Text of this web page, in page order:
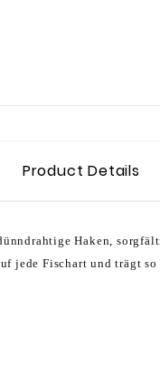
Product Details
Haken,
jede Fischart und trägt